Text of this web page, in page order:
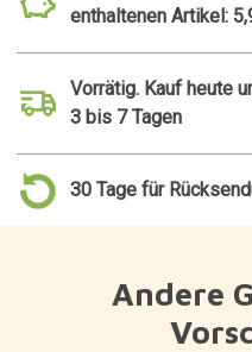
enthaltenen Artikel:
Vorrätig. Kauf heute
3 bis 7 Tagen
30 Tage für
Andere